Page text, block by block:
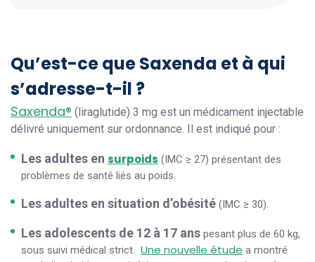
Qu’est-ce que Saxenda et à qui
s’adresse-t-il ?
Saxenda® (liraglutide) 3 mg est un médicament injectable
délivré uniquement sur ordonnance. Il est indiqué pour :
Les adultes en surpoids (IMC ≥ 27) présentant des
problèmes de santé liés au poids.
Les adultes en situation d’obésité (IMC ≥ 30).
Les adolescents de 12 à 17 ans pesant plus de 60 kg,
sous suivi médical strict. Une nouvelle étude a montré